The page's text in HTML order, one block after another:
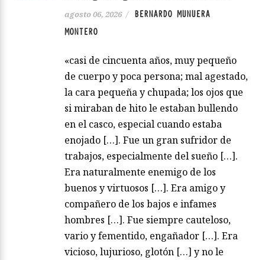
agosto 06, 2026 /
BERNARDO MUNUERA
MONTERO
«casi de cincuenta años, muy pequeño
de cuerpo y poca persona; mal agestado,
la cara pequeña y chupada; los ojos que
si miraban de hito le estaban bullendo
en el casco, especial cuando estaba
enojado […]. Fue un gran sufridor de
trabajos, especialmente del sueño […].
Era naturalmente enemigo de los
buenos y virtuosos […]. Era amigo y
compañero de los bajos e infames
hombres […]. Fue siempre cauteloso,
vario y fementido, engañador […]. Era
vicioso, lujurioso, glotón […] y no le